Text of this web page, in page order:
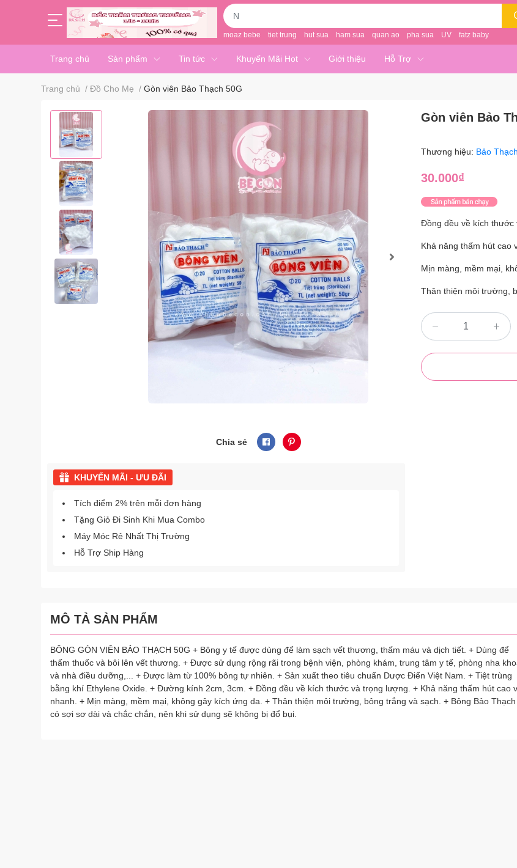
moaz bebe tiet trung hut sua ham sua quan ao pha sua UV fatz baby
Trang chủ Sản phẩm Tin tức Khuyến Mãi Hot Giới thiệu Hỗ Trợ
Trang chủ / Đồ Cho Mẹ / Gòn viên Bảo Thạch 50G
Chia sẻ
KHUYẾN MÃI - ƯU ĐÃI
Tích điểm 2% trên mỗi đơn hàng
Tặng Giỏ Đi Sinh Khi Mua Combo
Máy Móc Rẻ Nhất Thị Trường
Hỗ Trợ Ship Hàng
Gòn viên Bảo
Thương hiệu: Bảo Thạch
30.000₫
Đồng đều về kích thước
Khả năng thấm hút cao
Mịn màng, mềm mại,
Thân thiện môi trường,
MÔ TẢ SẢN PHẨM
BÔNG GÒN VIÊN BẢO THẠCH 50G + Bông y tế được dùng để làm sạch vết thương, thấm máu và dịch tiết. + Dùng để
thấm thuốc và bôi lên vết thương. + Được sử dụng rộng rãi trong bệnh viện, phòng khám, trung tâm y tế, phòng nha
và nhà điều dưỡng,... + Được làm từ 100% bông tự nhiên. + Sản xuất theo tiêu chuẩn Dược Điển Việt Nam. + Tiệt trùng
bằng khí Ethylene Oxide. + Đường kính 2cm, 3cm. + Đồng đều về kích thước và trọng lượng. + Khả năng thấm hút cao
nhanh. + Mịn màng, mềm mại, không gây kích ứng da. + Thân thiện môi trường, bông trắng và sạch. + Bông Bảo Thạch
có sợi sơ dài và chắc chắn, nên khi sử dụng sẽ không bị đổ bụi.